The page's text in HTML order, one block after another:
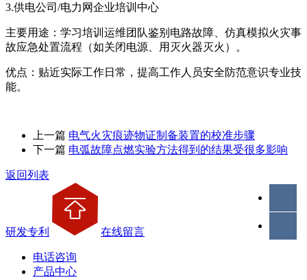
3.供电公司/电力网企业培训中心
主要用途：学习培训运维团队鉴别电路故障、仿真模拟火灾事
故应急处置流程（如关闭电源、用灭火器灭火）。
优点：贴近实际工作日常，提高工作人员安全防范意识专业技
能。
上一篇 电气火灾痕迹物证制备装置的校准步骤
下一篇 电弧故障点燃实验方法得到的结果受很多影响
返回列表
研发专利 在线留言
电话咨询
产品中心